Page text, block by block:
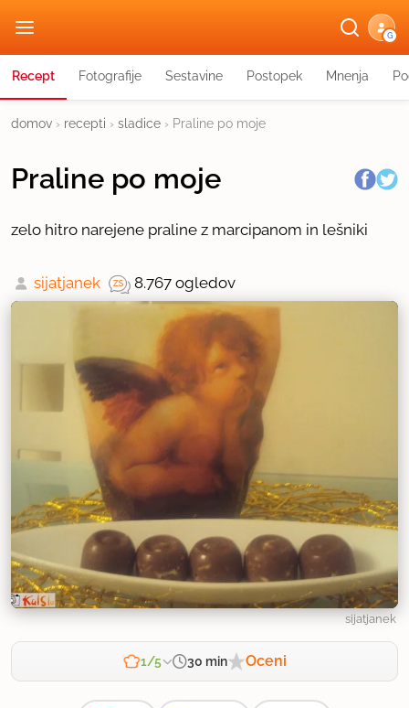
G
Recept Fotografije Sestavine Postopek Mnenja
domov › recepti › sladice › Praline po moje
Praline po moje
zelo hitro narejene praline z marcipanom in lešniki
sijatjanek 8.767 ogledov
sijatjanek
1/5 30 min Oceni